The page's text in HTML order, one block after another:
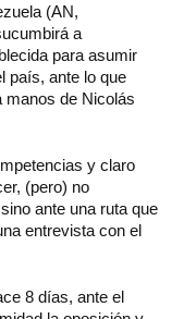
(AN,
a
para asumir
país, ante lo que
manos de Nicolás
y claro
(pero) no
ante una ruta que
entrevista con el
8 días, ante el